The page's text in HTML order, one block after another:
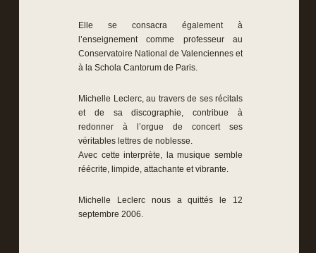
Elle se consacra également à
l’enseignement comme professeur au
Conservatoire National de Valenciennes et
à la Schola Cantorum de Paris.
Michelle Leclerc, au travers de ses récitals
et de sa discographie, contribue à
redonner à l’orgue de concert ses
véritables lettres de noblesse.
Avec cette interprète, la musique semble
réécrite, limpide, attachante et vibrante.
Michelle Leclerc nous a quittés le 12
septembre 2006.